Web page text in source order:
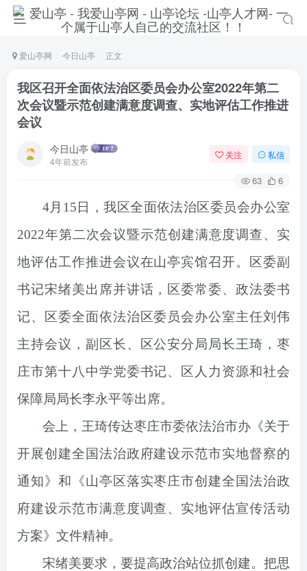
爱山亭网 今日山亭 正文
我区召开全面依法治区委员会办公室2022年第二
次会议暨示范创建满意度调查、实地评估工作推进
会议
今日山亭
4年前发布
关注 私信
63 6
4月15日，我区全面依法治区委员会办公室
2022年第二次会议暨示范创建满意度调查、实
地评估工作推进会议在山亭宾馆召开。区委副
书记宋绪美出席并讲话，区委常委、政法委书
记、区委全面依法治区委员会办公室主任刘伟
主持会议，副区长、区公安分局局长王琦，枣
庄市第十八中学党委书记、区人力资源和社会
保障局局长李永平等出席。
会上，王琦传达枣庄市委依法治市办《关于
开展创建全国法治政府建设示范市实地督察的
通知》和《山亭区落实枣庄市创建全国法治政
府建设示范市满意度调查、实地评估宣传活动
方案》文件精神。
宋绪美要求， 要提高政治站位抓创建。 把思